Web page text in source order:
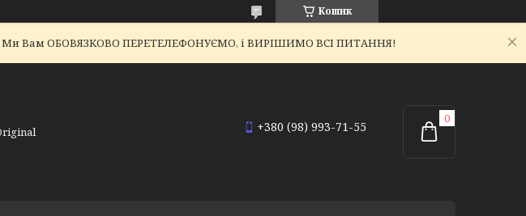
Кошик
- Ми Вам ОБОВЯЗКОВО ПЕРЕТЕЛЕФОНУЄМО, і ВИРІШИМО ВСІ ПИТАННЯ!
+380 (98) 993-71-55